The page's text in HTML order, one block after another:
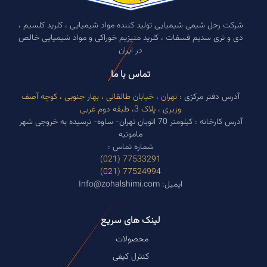
شرکت زحل شیمی شیمیایی تولید کننده مواد شیمیایی ، کلرید کلسیم ،
دی و تری سدیم فسفات ، کلرید منیزیم خوراکی و مواد شیمیایی خالص
در ایران
تماس با ما
آدرس دفتر مرکزی : تهران ، خیابان طالقانی ، بهار جنوبی ، کوچه آصف
وزیری ، پلاک 3، طبقه دوم غربی
آدرس کارخانه : کیلومتر 70 اتوبان تهران- ساوه- نرسیده به خروجی شهر
مامونیه
شماره تماس :
77533291 (021)
77524994 (021)
ایمیل: Info@zohalshimi.com
لینک های سریع
محصولات
کنترل کیفی